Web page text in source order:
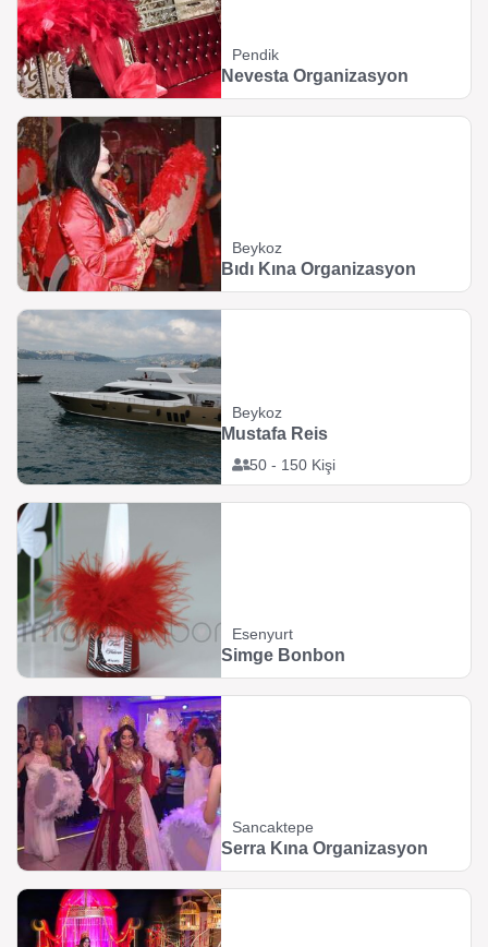
Pendik
Nevesta Organizasyon
Beykoz
Bıdı Kına Organizasyon
Beykoz
50 - 150 Kişi
Mustafa Reis
Esenyurt
Simge Bonbon
Sancaktepe
Serra Kına Organizasyon